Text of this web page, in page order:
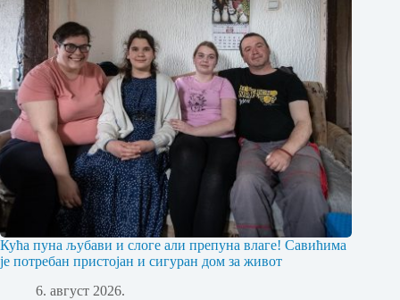
Кућа пуна љубави и слоге али препуна влаге! Савићима
је потребан пристојан и сигуран дом за живот
6. август 2026.